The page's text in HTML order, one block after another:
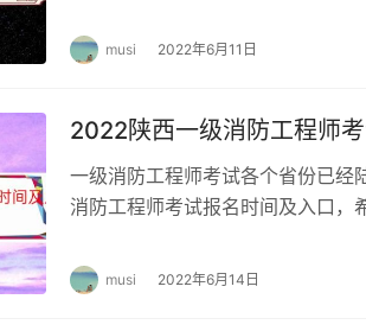
musi 2022年6月11日
2022陕西一级消防工程师
一级消防工程师考试各个省份已
消防工程师考试报名时间及入口
musi 2022年6月14日